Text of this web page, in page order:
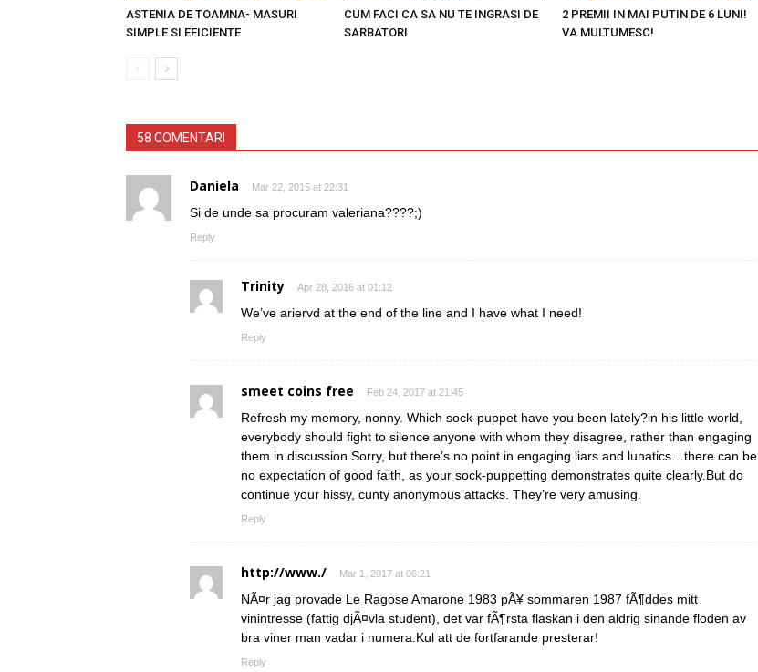
ASTENIA DE TOAMNA- MASURI
SIMPLE SI EFICIENTE
CUM FACI CA SA NU TE INGRASI DE
SARBATORI
2 PREMII IN MAI PUTIN DE 6 LUNI!
VA MULTUMESC!
58 COMENTARI
Daniela Mar 22, 2015 at 22:31
Si de unde sa procuram valeriana????;)
Reply
Trinity Apr 28, 2016 at 01:12
We’ve ariervd at the end of the line and I have what I need!
Reply
smeet coins free Feb 24, 2017 at 21:45
Refresh my memory, nonny. Which sock-puppet have you been lately?in his little world,
everybody should fight to silence anyone with whom they disagree, rather than engaging
them in discussion.Sorry, but there’s no point in engaging liars and lunatics…there can be
no expectation of good faith, as your sock-puppetting demonstrates quite clearly.But do
continue your hissy, cunty anonymous attacks. They’re very amusing.
Reply
http://www./ Mar 1, 2017 at 06:21
NÃ¤r jag provade Le Ragose Amarone 1983 pÃ¥ sommaren 1987 fÃ¶ddes mitt
vinintresse (fattig djÃ¤vla student), det var fÃ¶rsta flaskan i den aldrig sinande floden av
bra viner man vadar i numera.Kul att de fortfarande presterar!
Reply